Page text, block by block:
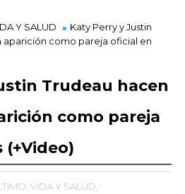
Y SALUD
Katy Perry y Justin
aparición como pareja oficial en
Trudeau hacen
como pareja
(+Video)
VIDA Y SALUD,